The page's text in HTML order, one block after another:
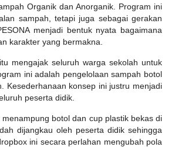
Organik dan Anorganik. Program ini
sampah, tetapi juga sebagai gerakan
menjadi bentuk nyata bagaimana
karakter yang bermakna.
mengajak seluruh warga sekolah untuk
ini adalah pengelolaan sampah botol
Kesederhanaan konsep ini justru menjadi
peserta didik.
botol dan cup plastik bekas di
dijangkau oleh peserta didik sehingga
ini secara perlahan mengubah pola